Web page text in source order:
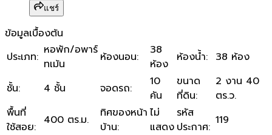
แชร์
ข้อมูลเบื้องต้น
ประเภท: หอพัก/อพาร์
ทเม้น
ห้องนอน:
38
ห้อง
ห้องน้ำ: 38 ห้อง
ชั้น: 4 ชั้น จอดรถ:
10
คัน
ขนาด
ที่ดิน:
2 งาน 40
ตร.ว.
พื้นที่
ใช้สอย: 400 ตร.ม.
ทิศของหน้า
บ้าน:
ไม่
แสดง
รหัส
ประกาศ: 119